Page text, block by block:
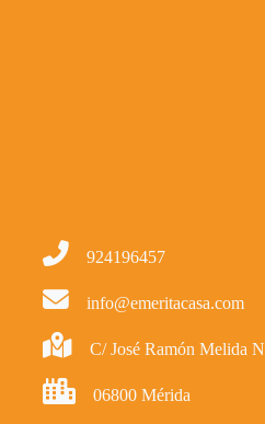
924196457
info@emeritacasa.com
C/ José Ramón Melida
06800 Mérida